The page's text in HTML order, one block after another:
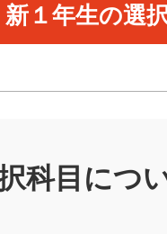
新１年生の選
科目につ